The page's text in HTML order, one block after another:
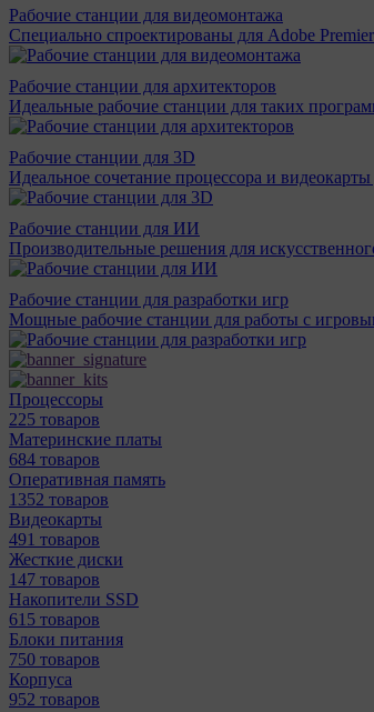
Рабочие станции для видеомонтажа
Специально спроектированы для Adobe
Рабочие станции для архитекторов
Идеальные рабочие станции для таких
Рабочие станции для 3D
Идеальное сочетание процессора и
Рабочие станции для ИИ
Производительные решения для
Рабочие станции для разработки игр
Мощные рабочие станции для работы с
Процессоры
225 товаров
Материнcкие платы
684 товаров
Оперативная память
1352 товаров
Видеокарты
491 товаров
Жесткие диски
147 товаров
Накопители SSD
615 товаров
Блоки питания
750 товаров
Корпуса
952 товаров